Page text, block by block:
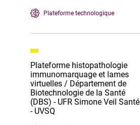
Plateforme technologique
Plateforme histopathologie
immunomarquage et lames
virtuelles / Département de
Biotechnologie de la Santé
(DBS) - UFR Simone Veil Santé
- UVSQ